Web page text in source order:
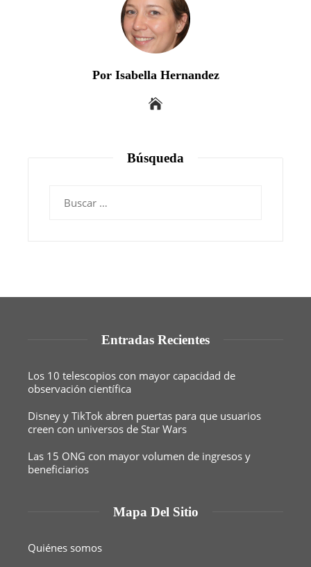
Por Isabella Hernandez
Búsqueda
Entradas Recientes
Los 10 telescopios con mayor capacidad de
observación científica
Disney y TikTok abren puertas para que usuarios
creen con universos de Star Wars
Las 15 ONG con mayor volumen de ingresos y
beneficiarios
Mapa Del Sitio
Quiénes somos